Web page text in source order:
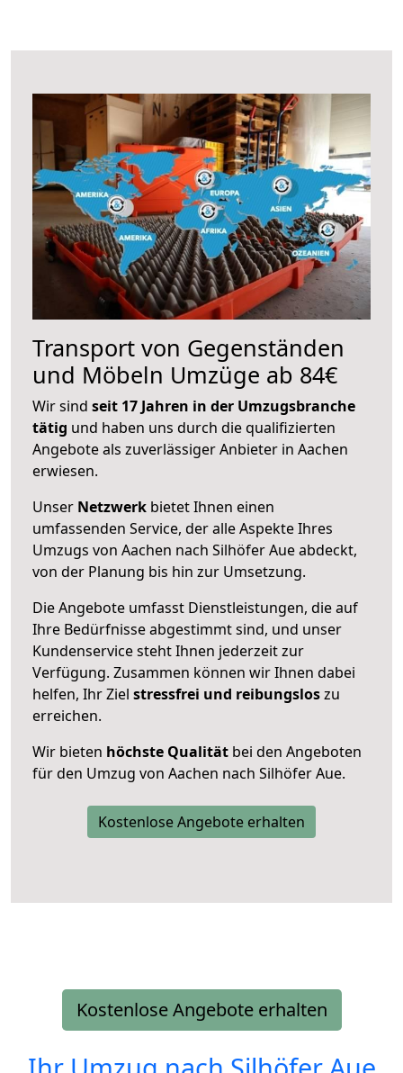
Transport von Gegenständen
und Möbeln Umzüge ab 84€
Wir sind seit 17 Jahren in der Umzugsbranche
tätig und haben uns durch die qualifizierten
Angebote als zuverlässiger Anbieter in Aachen
erwiesen.
Unser Netzwerk bietet Ihnen einen
umfassenden Service, der alle Aspekte Ihres
Umzugs von Aachen nach Silhöfer Aue abdeckt,
von der Planung bis hin zur Umsetzung.
Die Angebote umfasst Dienstleistungen, die auf
Ihre Bedürfnisse abgestimmt sind, und unser
Kundenservice steht Ihnen jederzeit zur
Verfügung. Zusammen können wir Ihnen dabei
helfen, Ihr Ziel stressfrei und reibungsloszu
erreichen.
Wir bieten höchste Qualität bei den Angeboten
für den Umzug von Aachen nach Silhöfer Aue.
Kostenlose Angebote erhalten
Kostenlose Angebote erhalten